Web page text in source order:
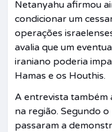
Netanyahu afirmou
condicionar um
operações
avalia que um
iraniano poderia
Hamas e os Houthis.
A entrevista também
na região. Segundo
passaram a